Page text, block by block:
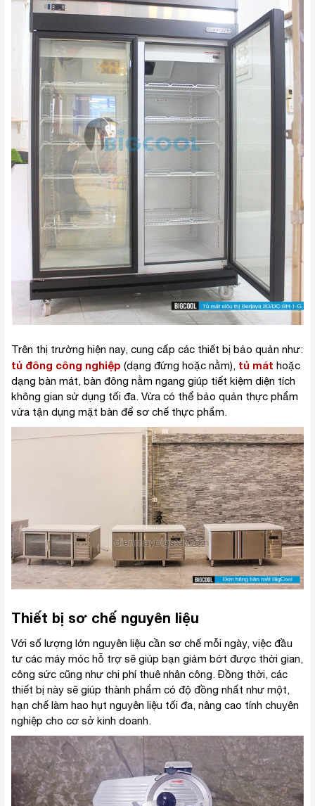
Trên thị trường hiện nay, cung cấp các thiết bị bảo quản như:
tủ đông công nghiệp (dạng đứng hoặc nằm), tủ mát hoặc
dạng bàn mát, bàn đông nằm ngang giúp tiết kiệm diện tích
không gian sử dụng tối đa. Vừa có thể bảo quản thực phẩm
vừa tận dụng mặt bàn để sơ chế thực phẩm.
Thiết bị sơ chế nguyên liệu
Với số lượng lớn nguyên liệu cần sơ chế mỗi ngày, việc đầu
tư các máy móc hỗ trợ sẽ giúp bạn giảm bớt được thời gian,
công sức cũng như chi phí thuê nhân công. Đồng thời, các
thiết bị này sẽ giúp thành phẩm có độ đồng nhất như một,
hạn chế làm hao hụt nguyên liệu tối đa, nâng cao tính chuyên
nghiệp cho cơ sở kinh doanh.